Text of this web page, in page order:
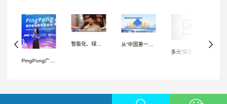
PingPong广交会｜探讨中国企业降本提效的新业态、新模式，为外贸企业全方位赋能
智能化、绿色化、品牌化……从广交会看我国外贸发展新趋势→
从“中国第一展”看中国外贸向“新”而行、向“质”图强、点“绿”成金